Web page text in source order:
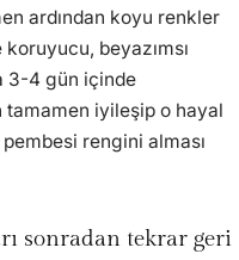
ardından koyu renkler
beyazımsı
3-4 gün içinde
iyileşip o hayal
rengini alması
sonradan tekrar geri